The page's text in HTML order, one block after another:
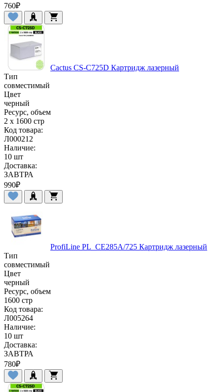
760₽
Cactus CS-C725D Картридж лазерный
Тип
совместимый
Цвет
черный
Ресурс, объем
2 x 1600 стр
Код товара:
Л000212
Наличие:
10 шт
Доставка:
ЗАВТРА
990₽
ProfiLine PL_CE285A/725 Картридж лазерный
Тип
совместимый
Цвет
черный
Ресурс, объем
1600 стр
Код товара:
Л005264
Наличие:
10 шт
Доставка:
ЗАВТРА
780₽